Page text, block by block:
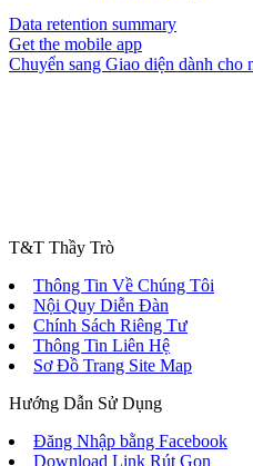
Data retention summary
Get the mobile app
Chuyển sang Giao diện dành cho
DONATE NOW
T&T Thầy Trò
Thông Tin Về Chúng Tôi
Nội Quy Diễn Đàn
Chính Sách Riêng Tư
Thông Tin Liên Hệ
Sơ Đồ Trang Site Map
Hướng Dẫn Sử Dụng
Đăng Nhập bằng Facebook
Download Link Rút Gọn